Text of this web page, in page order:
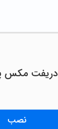
دریفت مکس
نصب